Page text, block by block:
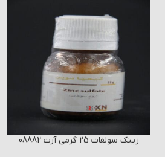
زینک سولفات 25 گرمی آرت 08882